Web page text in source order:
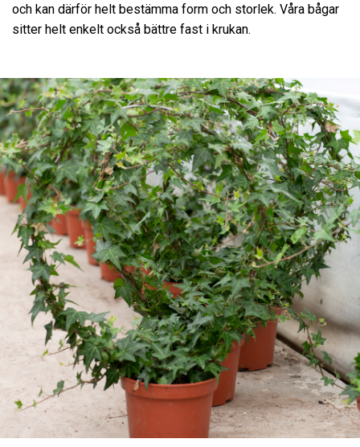
och kan därför helt bestämma form och storlek. Våra bågar
sitter helt enkelt också bättre fast i krukan.